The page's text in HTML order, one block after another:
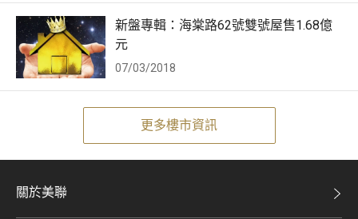
更多樓市資訊
新盤專輯：海棠路62號雙號屋售1.68億
元
07/03/2018
關於美聯